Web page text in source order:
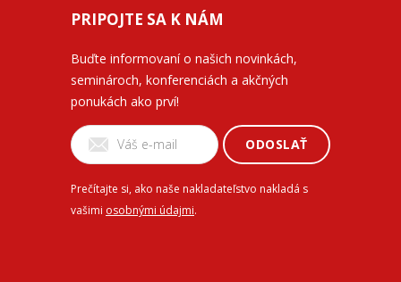
PRIPOJTE SA K NÁM
Buďte informovaní o našich novinkách,
seminároch, konferenciách a akčných
ponukách ako prví!
ODOSLAŤ
Prečítajte si, ako naše nakladateľstvo nakladá s
vašimi osobnými údajmi.